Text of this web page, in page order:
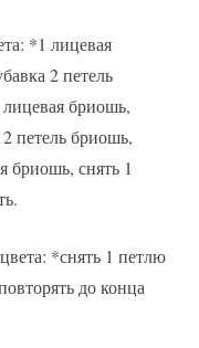
*1 лицевая
2 петель
бриошь,
петель бриошь,
бриошь, снять 1
*снять 1 петлю
до конца